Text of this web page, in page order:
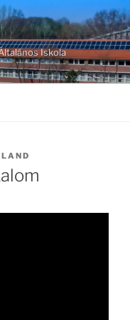
Iskola